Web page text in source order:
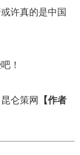
许真的是中国
！
仑策网
【作者